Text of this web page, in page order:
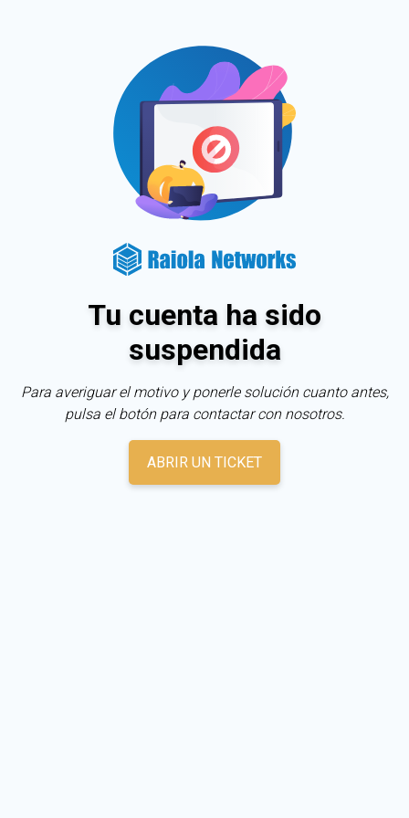
Tu cuenta ha sido
suspendida
Para averiguar el motivo y ponerle solución cuanto antes,
pulsa el botón para contactar con nosotros.
ABRIR UN TICKET